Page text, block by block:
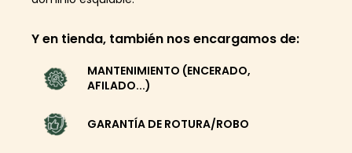
Y en tienda, también nos encargamos de:
MANTENIMIENTO (ENCERADO,
AFILADO...)
GARANTÍA DE ROTURA/ROBO